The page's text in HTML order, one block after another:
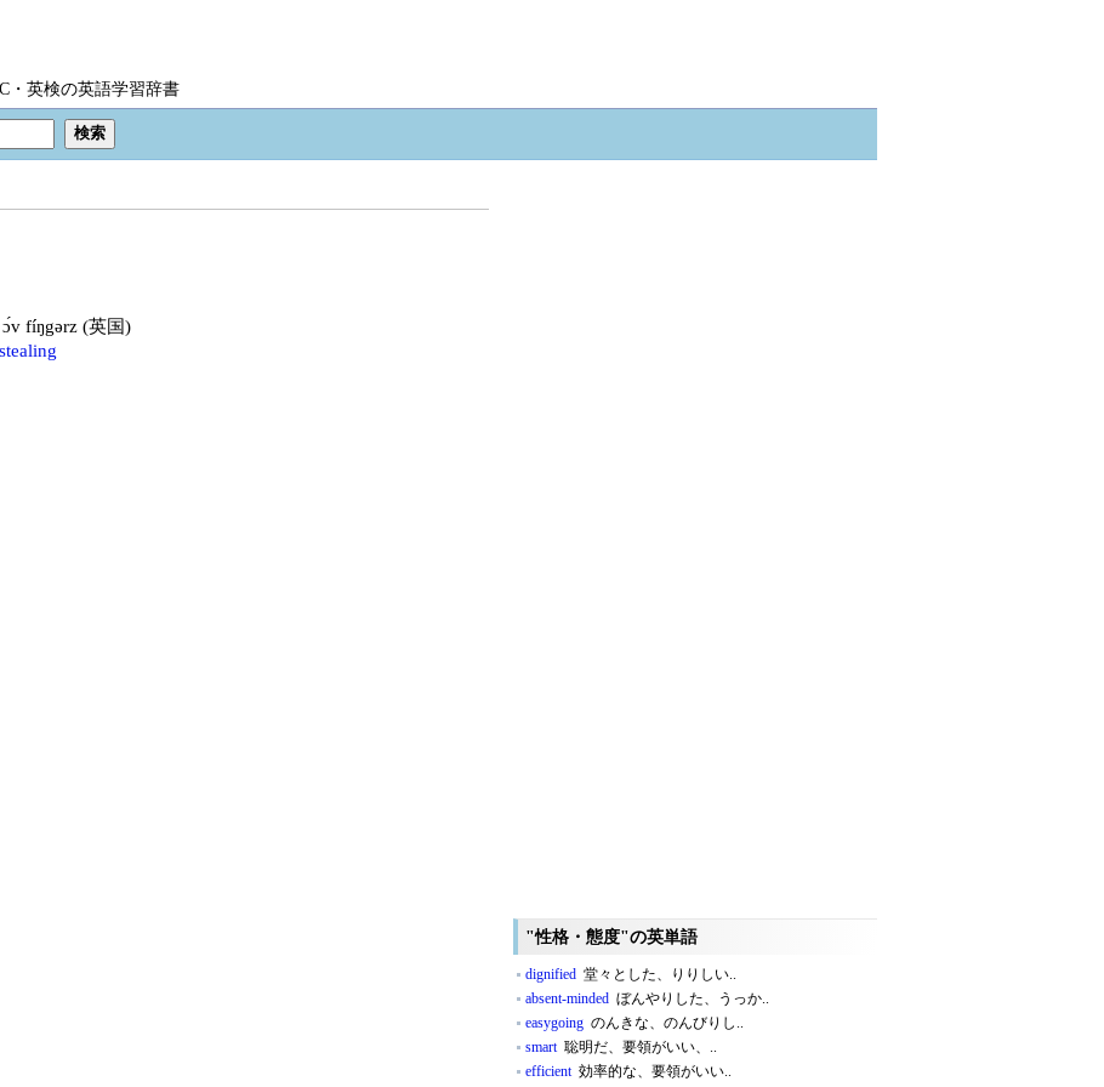
・英検の英語学習辞書
fíŋgərz (英国)
"性格・態度"の英単語
dignified 堂々とした、りりしい..
absent-minded ぼんやりした、うっか..
easygoing のんきな、のんびりし..
smart聡明だ、要領がいい、..
efficient効率的な、要領がいい..